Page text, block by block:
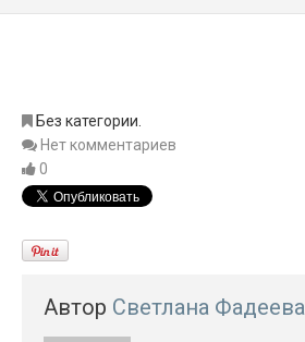
Без категории.
Нет комментариев
0
Автор Светлана Фадеева